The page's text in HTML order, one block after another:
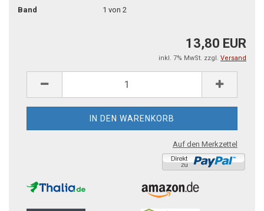
Band
1 von 2
13,80 EUR
inkl. 7% MwSt. zzgl. Versand
Auf den Merkzettel